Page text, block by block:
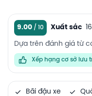
9.00 Xuất sắc
Dựa trên đánh giá từ
Xếp hạng cơ sở lưu
Bãi đậu xe